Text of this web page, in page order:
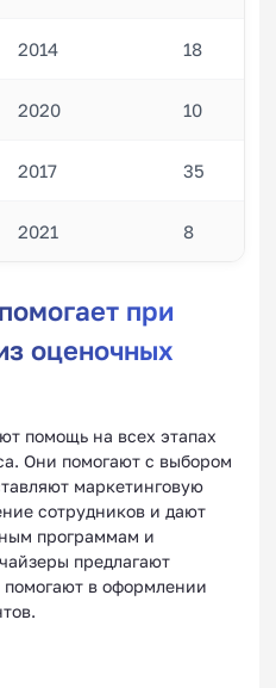
2014 18
2020 10
2017 35
2021 8
при
оценочных
помощь на всех этапах
Они помогают с выбором
маркетинговую
сотрудников и дают
программам и
предлагают
в оформлении